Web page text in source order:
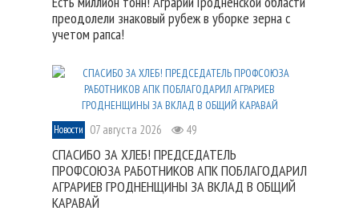
преодолели знаковый рубеж в уборке зерна с
учетом рапса!
Новости 07 августа 2026 49
СПАСИБО ЗА ХЛЕБ! ПРЕДСЕДАТЕЛЬ
ПРОФСОЮЗА РАБОТНИКОВ АПК ПОБЛАГОДАРИЛ
АГРАРИЕВ ГРОДНЕНЩИНЫ ЗА ВКЛАД В ОБЩИЙ
КАРАВАЙ